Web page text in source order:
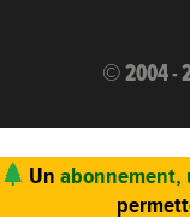
© 2004 -
Un abonnement,